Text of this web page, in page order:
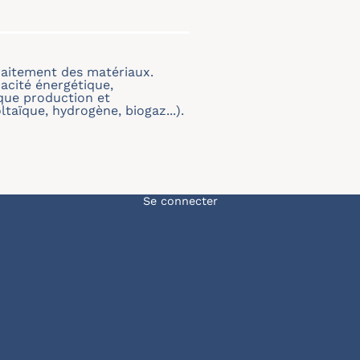
des matériaux.
énergétique,
production et
hydrogène, biogaz...).
Menu du compte de
Se connecter